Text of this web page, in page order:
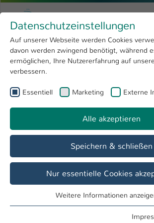
Menu
Forschung 4
Hochschule
International
Zum Hauptinhalt springen
Hochschule Kaiserslautern
Sie sind hier:
Menschen und Projekte
Datenschutzeinstellungen
Auf unserer Webseite werden Cookies
davon werden zwingend benötigt, während
ermöglichen, Ihre Nutzererfahrung auf
verbessern.
Essentiell Marketing Externe
Alle akzeptieren
Speichern & schließen
Nur essentielle Cookies
Essentielle Cookies werden für
Weitere Informationen